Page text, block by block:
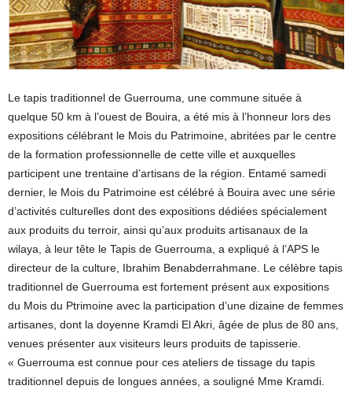
Le tapis traditionnel de Guerrouma, une commune située à
quelque 50 km à l’ouest de Bouira, a été mis à l’honneur lors des
expositions célébrant le Mois du Patrimoine, abritées par le centre
de la formation professionnelle de cette ville et auxquelles
participent une trentaine d’artisans de la région. Entamé samedi
dernier, le Mois du Patrimoine est célébré à Bouira avec une série
d’activités culturelles dont des expositions dédiées spécialement
aux produits du terroir, ainsi qu’aux produits artisanaux de la
wilaya, à leur tête le Tapis de Guerrouma, a expliqué à l’APS le
directeur de la culture, Ibrahim Benabderrahmane. Le célèbre tapis
traditionnel de Guerrouma est fortement présent aux expositions
du Mois du Ptrimoine avec la participation d’une dizaine de femmes
artisanes, dont la doyenne Kramdi El Akri, âgée de plus de 80 ans,
venues présenter aux visiteurs leurs produits de tapisserie.
« Guerrouma est connue pour ces ateliers de tissage du tapis
traditionnel depuis de longues années, a souligné Mme Kramdi.